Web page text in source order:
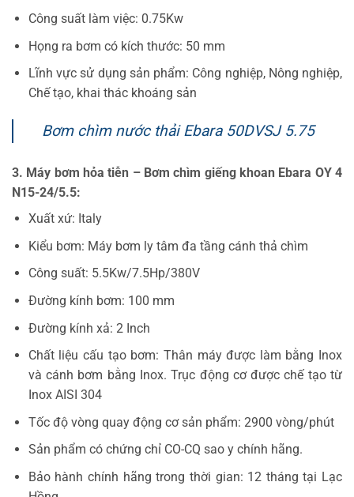
Công suất làm việc: 0.75Kw
Họng ra bơm có kích thước: 50 mm
Lĩnh vực sử dụng sản phẩm: Công nghiệp, Nông nghiệp,
Chế tạo, khai thác khoáng sản
Bơm chìm nước thải Ebara 50DVSJ 5.75
3. Máy bơm hỏa tiễn – Bơm chìm giếng khoan Ebara OY 4
N15-24/5.5:
Xuất xứ: Italy
Kiểu bơm: Máy bơm ly tâm đa tầng cánh thả chìm
Công suất: 5.5Kw/7.5Hp/380V
Đường kính bơm: 100 mm
Đường kính xả: 2 Inch
Chất liệu cấu tạo bơm: Thân máy được làm bằng Inox
và cánh bơm bằng Inox. Trục động cơ được chế tạo từ
Inox AISI 304
Tốc độ vòng quay động cơ sản phẩm: 2900 vòng/phút
Sản phẩm có chứng chỉ CO-CQ sao y chính hãng.
Bảo hành chính hãng trong thời gian: 12 tháng tại Lạc